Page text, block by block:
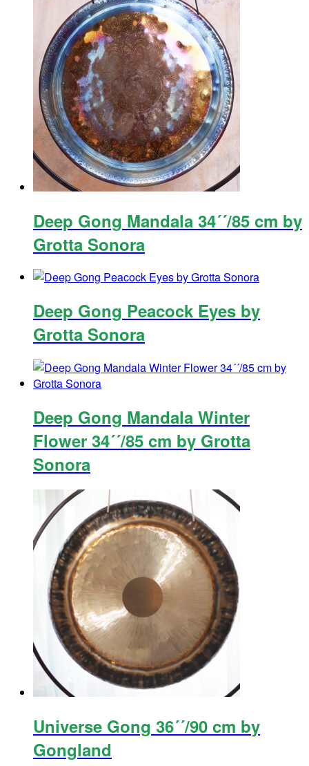
Deep Gong Mandala 34´´/85 cm by
Grotta Sonora
Deep Gong Peacock Eyes by
Grotta Sonora
Deep Gong Mandala Winter
Flower 34´´/85 cm by Grotta
Sonora
Universe Gong 36´´/90 cm by
Gongland